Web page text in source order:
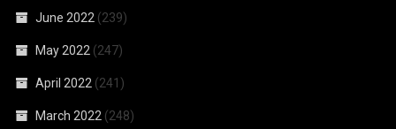
June 2022 (239)
May 2022 (247)
April 2022 (241)
March 2022 (248)